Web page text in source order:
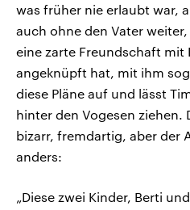
was früher nie erlaubt war,
auch ohne den Vater
eine zarte Freundschaft mit
angeknüpft hat, mit ihm
diese Pläne auf und lässt
hinter den Vogesen ziehen.
bizarr, fremdartig, aber der
anders:
„Diese zwei Kinder, Berti